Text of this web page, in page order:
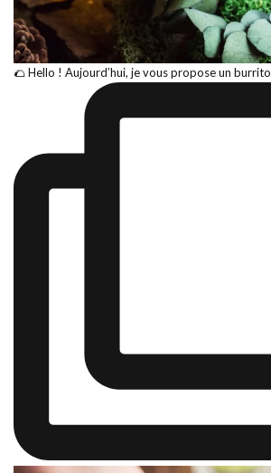
🌮 Hello ! Aujourd’hui, je vous propose un burrito